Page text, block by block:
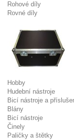
Rohové díly
Rovné díly
Hobby
Hudební nástroje
Bicí nástroje a
Blány
Bicí nástroje
Činely
Paličky a štětky